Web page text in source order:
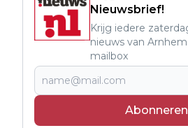
Nieuwsbrief!
Krijg iedere
nieuws van
mailbox
Abonneren